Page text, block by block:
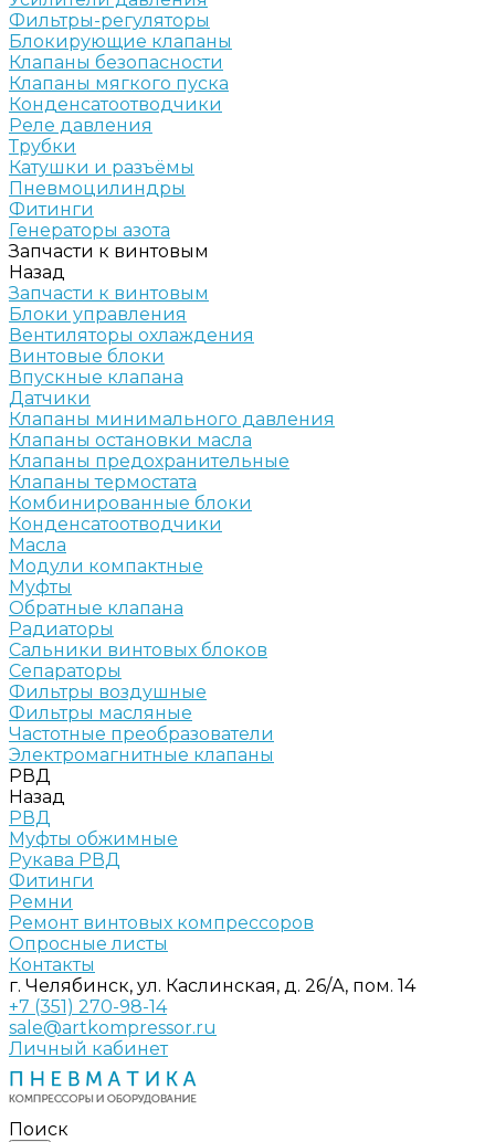
Фильтры-регуляторы
Блокирующие клапаны
Клапаны безопасности
Клапаны мягкого пуска
Конденсатоотводчики
Реле давления
Трубки
Катушки и разъёмы
Пневмоцилиндры
Фитинги
Генераторы азота
Запчасти к винтовым
Назад
Запчасти к винтовым
Блоки управления
Вентиляторы охлаждения
Винтовые блоки
Впускные клапана
Датчики
Клапаны минимального давления
Клапаны остановки масла
Клапаны предохранительные
Клапаны термостата
Комбинированные блоки
Конденсатоотводчики
Масла
Модули компактные
Муфты
Обратные клапана
Радиаторы
Сальники винтовых блоков
Сепараторы
Фильтры воздушные
Фильтры масляные
Частотные преобразователи
Электромагнитные клапаны
РВД
Назад
РВД
Муфты обжимные
Рукава РВД
Фитинги
Ремни
Ремонт винтовых компрессоров
Опросные листы
Контакты
г. Челябинск, ул. Каслинская, д. 26/А, пом. 14
+7 (351) 270-98-14
sale@artkompressor.ru
Личный кабинет
Поиск